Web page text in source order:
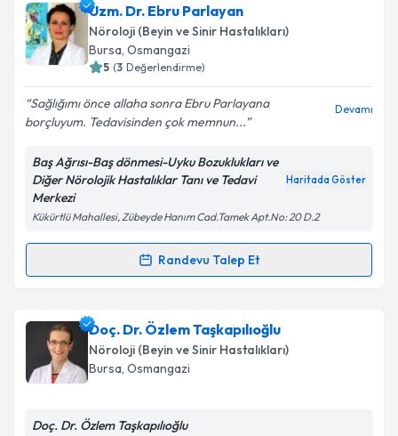
Uzm. Dr. Mehmet Ali Bereketoğlu
takvimi talebi oluşturun. Size bu uzmandan randevu
almanız için bir takvim hazırlandığında e-posta ile
bilgilendireceğiz.
E-posta Adresiniz
Kişisel verilerimin işlenmesine ilişkin
Aydınlatma
kapsamda işlenmesini kabul ediyorum.
Takvim Talebini Gönder
Uzm. Dr. Ebru Parlayan
Nöroloji (Beyin ve Sinir Hastalıkları)
Bursa, Osmangazi
5 (3 Değerlendirme)
Sağlığımı önce allaha sonra Ebru Parlayana
borçluyum. Tedavisinden çok memnun...
Devamı
Baş Ağrısı-Baş dönmesi-Uyku Bozuklukları ve
Diğer Nörolojik Hastalıklar Tanı ve Tedavi
Merkezi
Haritada Göster
Kükürtlü Mahallesi, Zübeyde Hanım Cad.Tamek Apt.No: 20 D.2
Randevu Talep Et
Randevu Takvimi Talebi
Uzm. Dr. Ebru Parlayaniçin randevu takvimi talebi
oluşturun. Size bu uzmandan randevu almanız için bir
takvim hazırlandığında e-posta ile bilgilendireceğiz.
Doç. Dr. Özlem Taşkapılıoğlu
Nöroloji (Beyin ve Sinir Hastalıkları)
Bursa, Osmangazi
Doç. Dr. Özlem Taşkapılıoğlu